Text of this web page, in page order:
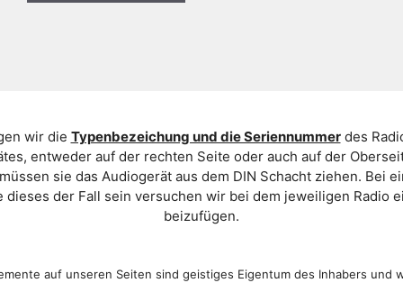
wir die Typenbezeichung und die Seriennummerdes
entweder auf der rechten Seite oder auch auf der
sie das Audiogerät aus dem DIN Schacht ziehen. Bei
der Fall sein versuchen wir bei dem jeweiligen Radio
beizufügen.
auf unseren Seiten sind geistiges Eigentum des Inhabers und